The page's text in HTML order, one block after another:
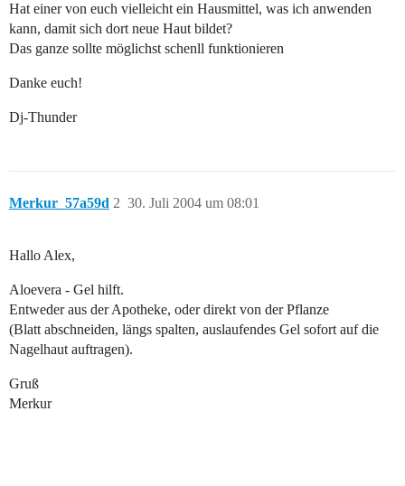
Hat einer von euch vielleicht ein Hausmittel, was ich anwenden
kann, damit sich dort neue Haut bildet?
Das ganze sollte möglichst schenll funktionieren
Danke euch!
Dj-Thunder
Merkur_57a59d 30. Juli 2004 um 08:01
2
Hallo Alex,
Aloevera - Gel hilft.
Entweder aus der Apotheke, oder direkt von der Pflanze
(Blatt abschneiden, längs spalten, auslaufendes Gel sofort auf die
Nagelhaut auftragen).
Gruß
Merkur